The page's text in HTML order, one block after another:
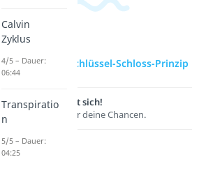
zur Videoseite: Schlüssel-Schloss-Prinzip
Lernen lohnt sich!
Entdecke hier deine Chancen.
Calvin
Zyklus
4/5 – Dauer:
06:44
Transpiratio
n
5/5 – Dauer:
04:25